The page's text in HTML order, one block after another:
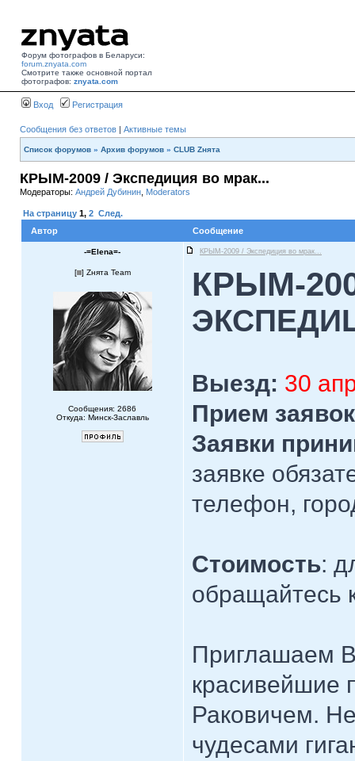
Форум фотографов в Беларуси:
forum.znyata.com
Смотрите также основной портал
фотографов: znyata.com
Вход Регистрация
Сообщения без ответов | Активные темы
Список форумов » Архив форумов » CLUB Zнята
КРЫМ-2009 / Экспедиция во мрак...
Модераторы: Андрей Дубинин Moderators
На страницу 1, 2 След.
Автор
Сообщение
-=Elena=- КРЫМ-2009 / Экспедиция во мрак...
[ ] Zнята Team
Сообщения: 2686
Откуда: Минск-Заславль
КРЫМ-
Выезд: 30
Прием
Заявки
заявке
телефон,
Стоимость:
обращайтесь
Приглашаем
Раковичем.
чудесами